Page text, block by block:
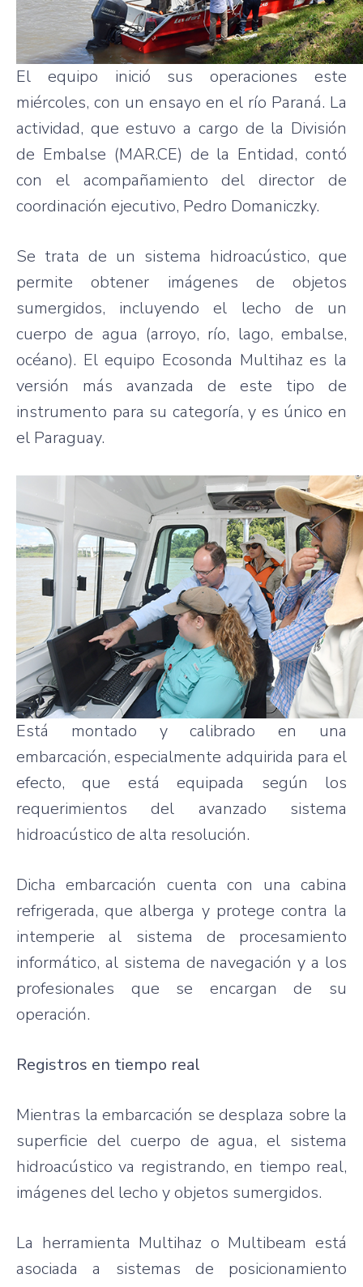
El equipo inició sus operaciones este
miércoles, con un ensayo en el río Paraná. La
actividad, que estuvo a cargo de la División
de Embalse (MAR.CE) de la Entidad, contó
con el acompañamiento del director de
coordinación ejecutivo, Pedro Domaniczky.
Se trata de un sistema hidroacústico, que
permite obtener imágenes de objetos
sumergidos, incluyendo el lecho de un
cuerpo de agua (arroyo, río, lago, embalse,
océano). El equipo Ecosonda Multihaz es la
versión más avanzada de este tipo de
instrumento para su categoría, y es único en
el Paraguay.
Está montado y calibrado en una
embarcación, especialmente adquirida para el
efecto, que está equipada según los
requerimientos del avanzado sistema
hidroacústico de alta resolución.
Dicha embarcación cuenta con una cabina
refrigerada, que alberga y protege contra la
intemperie al sistema de procesamiento
informático, al sistema de navegación y a los
profesionales que se encargan de su
operación.
Registros en tiempo real
Mientras la embarcación se desplaza sobre la
superficie del cuerpo de agua, el sistema
hidroacústico va registrando, en tiempo real,
imágenes del lecho y objetos sumergidos.
La herramienta Multihaz o Multibeam está
asociada a sistemas de posicionamiento